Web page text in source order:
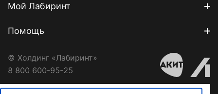
Мой Лабиринт
Помощь
© Холдинг «Лабиринт»
8 800 600-95-25